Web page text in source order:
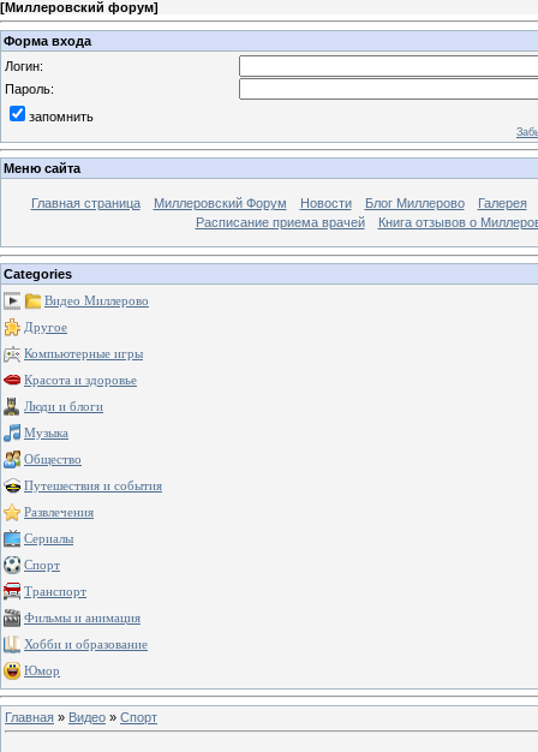
[Миллеровский форум]
Форма входа
Логин:
Пароль:
запомнить
Меню сайта
Главная страница Миллеровский Форум Новости Блог Миллерово
Галерея
Расписание приема врачей
Книга отзывов о
Categories
Видео Миллерово
Другое
Компьютерные игры
Красота и здоровье
Люди и блоги
Музыка
Общество
Путешествия и события
Развлечения
Сериалы
Спорт
Транспорт
Фильмы и анимация
Хобби и образование
Юмор
Главная » Видео » Спорт